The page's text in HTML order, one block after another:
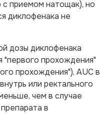
приемом натощак), но
диклофенака не
дозы диклофенака
"первого прохождения"
прохождения"), AUC в
или ректального
чем в случае
в